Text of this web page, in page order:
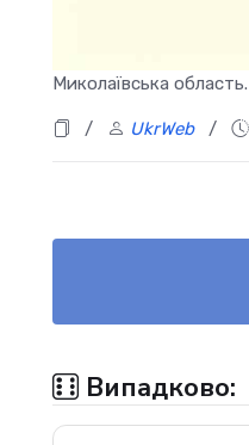
Миколаївська
/ UkrWeb/
Випадково: